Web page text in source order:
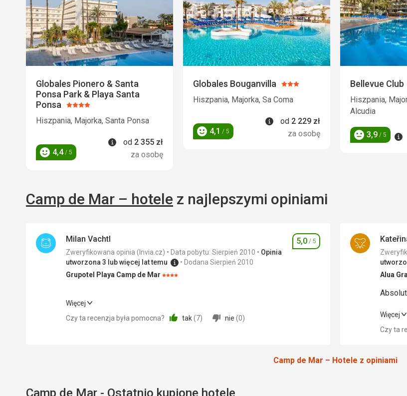
Globales Pionero & Santa
Ponsa Park & Playa Santa
Ponsa Ocena:
4/5
Hiszpania, Majorka, Santa Ponsa
Ocena
4,4/ 5
Informacje
od 2 355 zł
za osobę
Globales Bouganvilla Ocena:
3/5
Hiszpania, Majorka, Sa Coma
Ocena
4,1 / 5
Informacje
od 2 229 zł
za osobę
Bellevue Club
Hiszpania,
Alcudia
Ocena
3,9 / 5
Camp de Mar – hotele z najlepszymi opiniami
Milan Vachtl
Ocena
5,0 / 5
Zweryfikowana opinia (Invia.cz) Data pobytu: Sierpień 2010
Opinia
utworzona 3 lub więcej lat temu
Dodana Sierpień 2010
Grupotel Playa Camp de Mar Ocena:
wyposażona w parasole w kilku rzędach, za nie i za leżaki
Więcej
Czy ta recenzja była pomocna?
tak (7) nie (0)
Alua
Więcej
Czy ta
Camp de Mar – Hotele z opiniami
Camp de Mar - Ostatnio kupione hotele